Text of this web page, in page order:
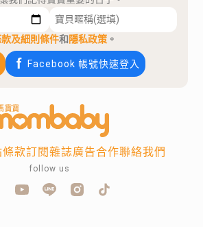
及細則條件和隱私政策 。
Facebook 帳號快速登入
款訂閱雜誌廣告合作聯絡我們
follow us